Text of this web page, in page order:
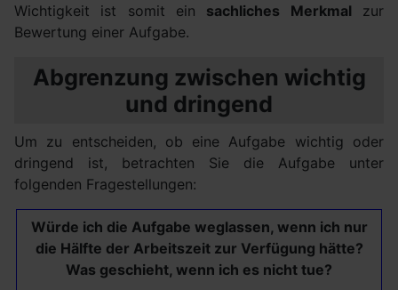
Wichtigkeit ist somit ein sachliches Merkmal zur
Bewertung einer Aufgabe.
Abgrenzung zwischen wichtig
und dringend
Um zu entscheiden, ob eine Aufgabe wichtig oder
dringend ist, betrachten Sie die Aufgabe unter
folgenden Fragestellungen:
Würde ich die Aufgabe weglassen, wenn ich nur
die Hälfte der Arbeitszeit zur Verfügung hätte?
Was geschieht, wenn ich es nicht tue?